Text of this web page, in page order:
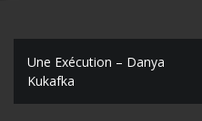
N
a
Une Exécution – Danya
Kukafka